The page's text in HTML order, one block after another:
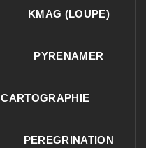
KMAG (LOUPE)
PYRENAMER
CARTOGRAPHIE
PEREGRINATION